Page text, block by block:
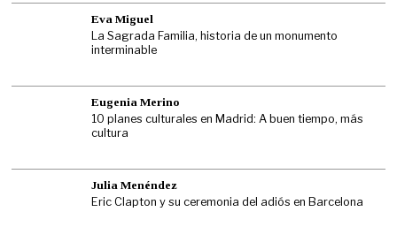
Eva Miguel
La Sagrada Familia, historia de un monumento
interminable
Eugenia Merino
10 planes culturales en Madrid: A buen tiempo, más
cultura
Julia Menéndez
Eric Clapton y su ceremonia del adiós en Barcelona